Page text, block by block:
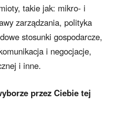
takie jak: mikro- i
zarządzania, polityka
stosunki gospodarcze,
i negocjacje,
i inne.
przez Ciebie tej